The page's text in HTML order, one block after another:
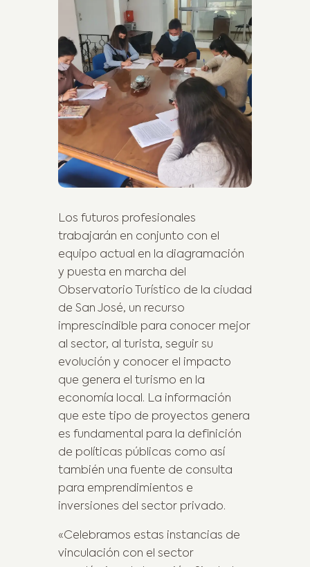
Los futuros profesionales
trabajarán en conjunto con el
equipo actual en la diagramación
y puesta en marcha del
Observatorio Turístico de la ciudad
de San José, un recurso
imprescindible para conocer mejor
al sector, al turista, seguir su
evolución y conocer el impacto
que genera el turismo en la
economía local. La información
que este tipo de proyectos genera
es fundamental para la definición
de políticas públicas como así
también una fuente de consulta
para emprendimientos e
inversiones del sector privado.
«Celebramos estas instancias de
vinculación con el sector